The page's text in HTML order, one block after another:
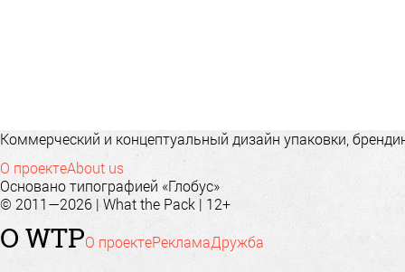
Коммерческий и концептуальный дизайн упаковки,
О проектеAbout us
Основано типографией «Глобус»
© 2011—2026 | What the Pack | 12+
О WTPО проектеРекламаДружба